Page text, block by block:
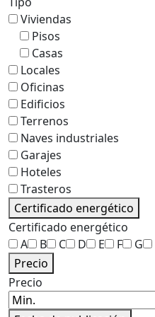
Viviendas
Pisos
Casas
Locales
Oficinas
Edificios
Terrenos
Naves industriales
Garajes
Hoteles
Trasteros
Certificado energético
Certificado energético
A
B C D E F G
Precio
Precio